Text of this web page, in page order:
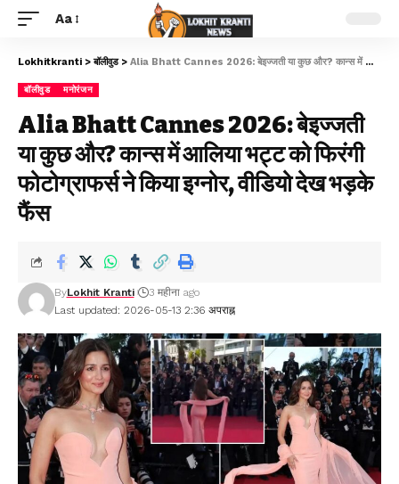
Aa
Lokhitkranti >बॉलीवुड> Alia Bhatt Cannes 2026: बेइज्जती या कुछ और? कान्स में आलिया भट्ट को फिरंगी फोटोग्राफर्स ने किया इग्नोर, वीडियो देख भड़के फैंस
बॉलीवुड मनोरंजन
Alia Bhatt Cannes 2026: बेइज्जती
या कुछ और? कान्स में आलिया भट्ट को फिरंगी
फोटोग्राफर्स ने किया इग्नोर, वीडियो देख भड़के
फैंस
Last updated: 2026-05-13 2:36 अपराह्न
ByLokhit Kranti 3 महीना ago